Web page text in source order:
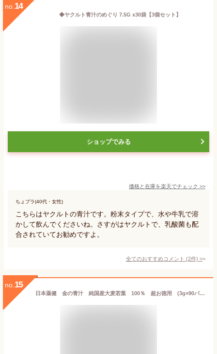
no. 14
◆ヤクルト青汁のめぐり 7.5G x30袋【3個セット】
ショップでみる
価格と在庫を楽天でチェック >>
ちょプラ(40代・女性)
こちらはヤクルトの青汁です。粉末タイプで、水や牛乳で溶
かして飲んでくださいね。さすがはヤクルトで、乳酸菌も配
合されていてお勧めですよ。
全てのおすすめコメント (2件) >
no. 15
日本薬健 金の青汁 純国産大麦若葉 100％ 超お徳用 (3g×90パック) 大麦若葉 青汁 ※軽減税率対象商品